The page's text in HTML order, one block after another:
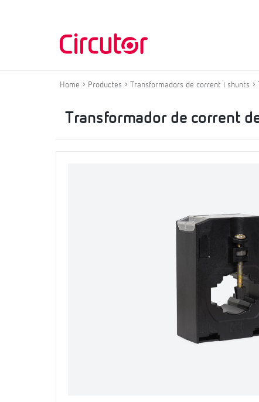
Home Productes Transformadors de corrent i shunts
Transformador de corrent